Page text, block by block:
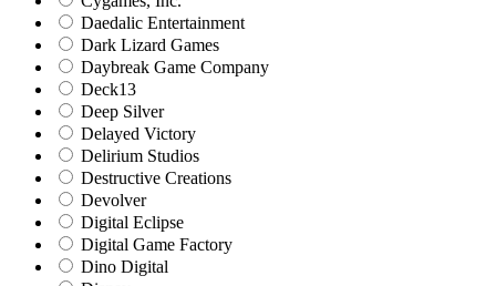
Daedalic Entertainment
Dark Lizard Games
Daybreak Game Company
Deck13
Deep Silver
Delayed Victory
Delirium Studios
Destructive Creations
Devolver
Digital Eclipse
Digital Game Factory
Dino Digital